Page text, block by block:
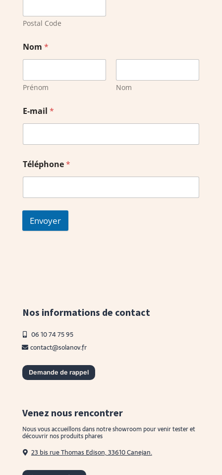
Postal Code
Nom *
Prénom Nom
E-mail *
Téléphone*
Envoyer
Nos informations de contact
06 10 74 75 95
contact@solanov.fr
Demande de rappel
Venez nous rencontrer
Nous vous accueillons dans notre showroom pour venir tester et
découvrir nos produits phares
23 bis rue Thomas Edison, 33610 Canejan.